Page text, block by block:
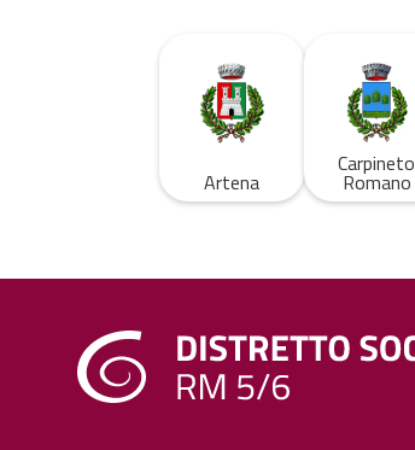
Artena
Carpineto
Romano